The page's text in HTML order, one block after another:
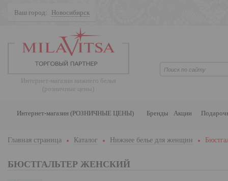
Ваш город: Новосибирск
Интернет-магазин нижнего белья
(розничные цены)
Интернет-магазин (РОЗНИЧНЫЕ ЦЕНЫ) Бренды Акции
Главная страница Каталог Нижнее белье для женщин
БЮСТГАЛЬТЕР ЖЕНСКИЙ